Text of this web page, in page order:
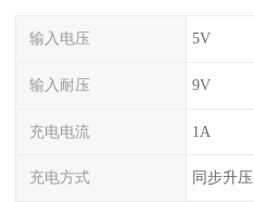
输入电压 5V
输入耐压 9V
充电电流 1A
充电方式 同步升